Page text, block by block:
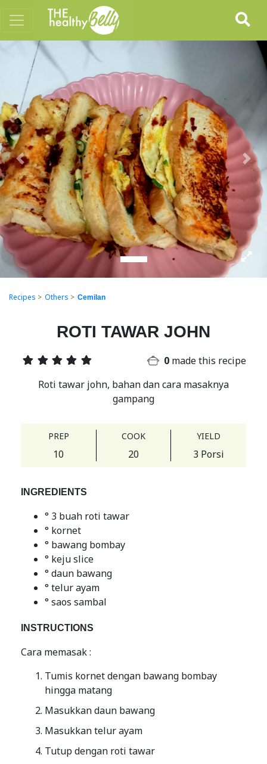
Previous Next
Recipes > Others > Cemilan
ROTI TAWAR JOHN
0 made this recipe
Roti tawar john, bahan dan cara masaknya
gampang
PREP
10
COOK
20
YIELD
3 Porsi
INGREDIENTS
° 3 buah roti tawar
° kornet
° bawang bombay
° keju slice
° daun bawang
° telur ayam
° saos sambal
INSTRUCTIONS
Cara memasak :
Tumis kornet dengan bawang bombay
hingga matang
Masukkan daun bawang
Masukkan telur ayam
Tutup dengan roti tawar